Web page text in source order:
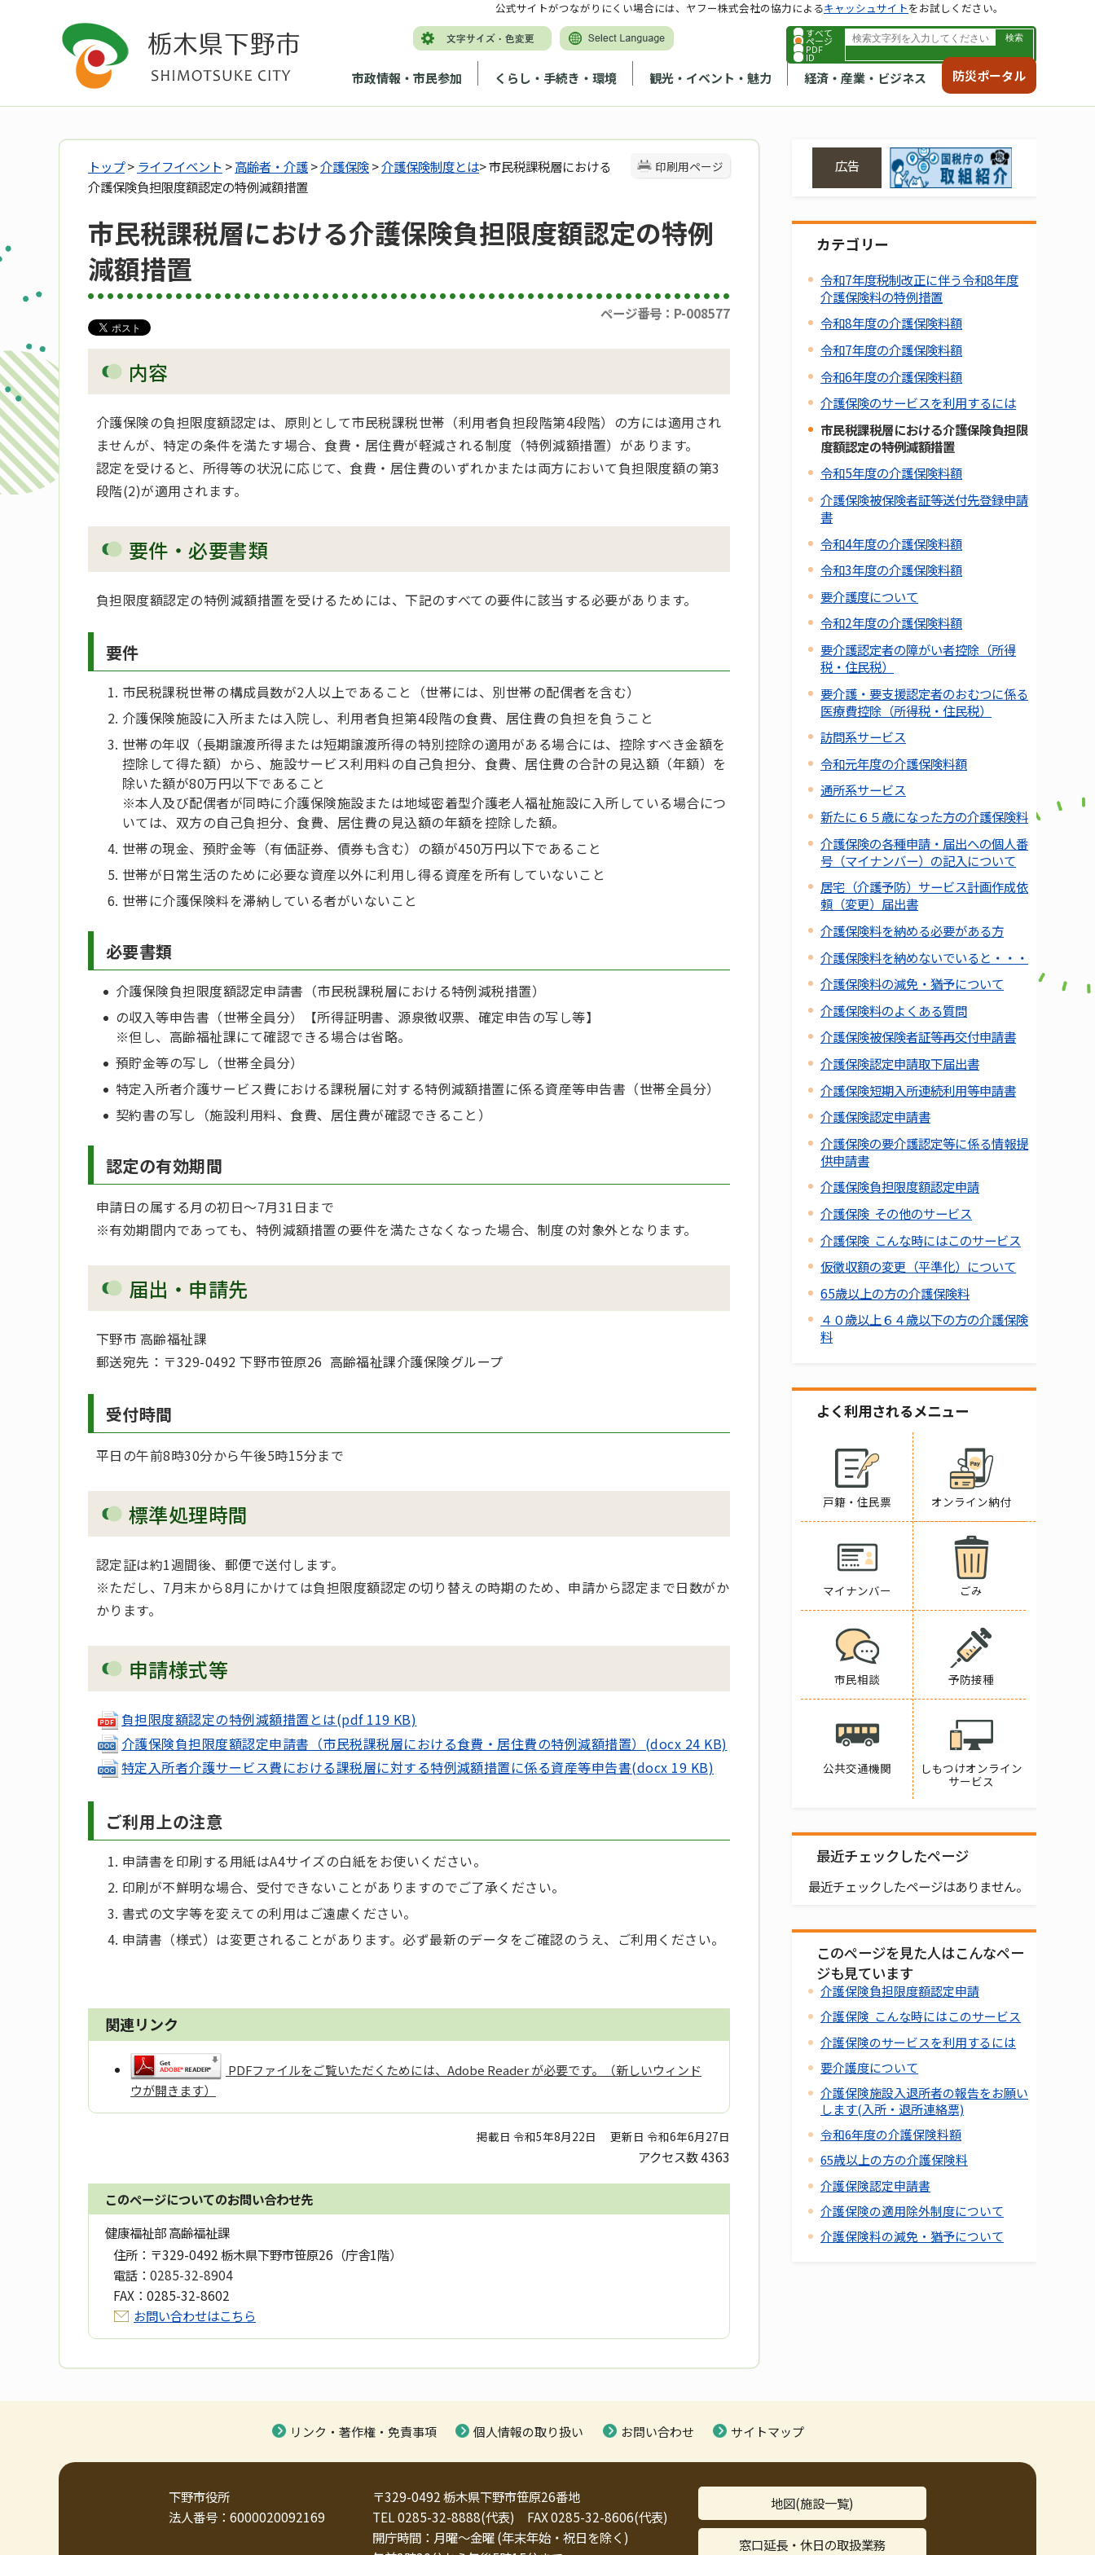
すべて
ページ
PDF
ID
市政情報・市民参加 くらし・手続き・環境 観光・イベント・魅力 経済・産業・ビジネス 防災ポータル
公式サイトがつながりにくい場合には、ヤフー株式会社の協力によるキャッシュサイトをお試しください。
印刷用ページ
トップ> ライフイベント >高齢者・介護>介護保険>介護保険制度とは> 市民税課税層における
介護保険負担限度額認定の特例減額措置
市民税課税層における介護保険負担限度額認定の特例
減額措置
ページ番号：P-008577
内容
介護保険の負担限度額認定は、原則として市民税課税世帯（利用者負担段階第4段階）の方には適用され
ませんが、特定の条件を満たす場合、食費・居住費が軽減される制度（特例減額措置）があります。
認定を受けると、所得等の状況に応じて、食費・居住費のいずれかまたは両方において負担限度額の第3
段階(2)が適用されます。
要件・必要書類
負担限度額認定の特例減額措置を受けるためには、下記のすべての要件に該当する必要があります。
要件
市民税課税世帯の構成員数が2人以上であること（世帯には、別世帯の配偶者を含む）
介護保険施設に入所または入院し、利用者負担第4段階の食費、居住費の負担を負うこと
世帯の年収（長期譲渡所得または短期譲渡所得の特別控除の適用がある場合には、控除すべき金額を
控除して得た額）から、施設サービス利用料の自己負担分、食費、居住費の合計の見込額（年額）を
除いた額が80万円以下であること
※本人及び配偶者が同時に介護保険施設または地域密着型介護老人福祉施設に入所している場合につ
いては、双方の自己負担分、食費、居住費の見込額の年額を控除した額。
世帯の現金、預貯金等（有価証券、債券も含む）の額が450万円以下であること
世帯が日常生活のために必要な資産以外に利用し得る資産を所有していないこと
世帯に介護保険料を滞納している者がいないこと
必要書類
介護保険負担限度額認定申請書（市民税課税層における特例減税措置）
の収入等申告書（世帯全員分）【所得証明書、源泉徴収票、確定申告の写し等】
※但し、高齢福祉課にて確認できる場合は省略。
預貯金等の写し（世帯全員分）
特定入所者介護サービス費における課税層に対する特例減額措置に係る資産等申告書（世帯全員分）
契約書の写し（施設利用料、食費、居住費が確認できること）
認定の有効期間
申請日の属する月の初日～7月31日まで
※有効期間内であっても、特例減額措置の要件を満たさなくなった場合、制度の対象外となります。
届出・申請先
下野市 高齢福祉課
郵送宛先：〒329-0492 下野市笹原26 高齢福祉課介護保険グループ
受付時間
平日の午前8時30分から午後5時15分まで
標準処理時間
認定証は約1週間後、郵便で送付します。
※ただし、7月末から8月にかけては負担限度額認定の切り替えの時期のため、申請から認定まで日数がか
かります。
申請様式等
負担限度額認定の特例減額措置とは(pdf 119 KB)
介護保険負担限度額認定申請書（市民税課税層における食費・居住費の特例減額措置）(docx 24 KB)
特定入所者介護サービス費における課税層に対する特例減額措置に係る資産等申告書(docx 19 KB)
ご利用上の注意
申請書を印刷する用紙はA4サイズの白紙をお使いください。
印刷が不鮮明な場合、受付できないことがありますのでご了承ください。
書式の文字等を変えての利用はご遠慮ください。
申請書（様式）は変更されることがあります。必ず最新のデータをご確認のうえ、ご利用ください。
関連リンク
PDFファイルをご覧いただくためには、Adobe Reader が必要です。（新しいウィンド
ウが開きます）
掲載日 令和5年8月22日 更新日 令和6年6月27日
アクセス数4363
このページについてのお問い合わせ先
健康福祉部 高齢福祉課
住所： 〒329-0492 栃木県下野市笹原26（庁舎1階）
電話： 0285-32-8904
FAX： 0285-32-8602
お問い合わせはこちら
広告
カテゴリー
令和7年度税制改正に伴う令和8年度
介護保険料の特例措置
令和8年度の介護保険料額
令和7年度の介護保険料額
令和6年度の介護保険料額
介護保険のサービスを利用するには
市民税課税層における介護保険負担限
度額認定の特例減額措置
令和5年度の介護保険料額
介護保険被保険者証等送付先登録申請
書
令和4年度の介護保険料額
令和3年度の介護保険料額
要介護度について
令和2年度の介護保険料額
要介護認定者の障がい者控除（所得
税・住民税）
要介護・要支援認定者のおむつに係る
医療費控除（所得税・住民税）
訪問系サービス
令和元年度の介護保険料額
通所系サービス
新たに６５歳になった方の介護保険料
介護保険の各種申請・届出への個人番
号（マイナンバー）の記入について
居宅（介護予防）サービス計画作成依
頼（変更）届出書
介護保険料を納める必要がある方
介護保険料を納めないでいると・・・
介護保険料の減免・猶予について
介護保険料のよくある質問
介護保険被保険者証等再交付申請書
介護保険認定申請取下届出書
介護保険短期入所連続利用等申請書
介護保険認定申請書
介護保険の要介護認定等に係る情報提
供申請書
介護保険負担限度額認定申請
介護保険 その他のサービス
介護保険 こんな時にはこのサービス
仮徴収額の変更（平準化）について
65歳以上の方の介護保険料
４０歳以上６４歳以下の方の介護保険
料
よく利用されるメニュー
戸籍・住民票 オンライン納付
マイナンバー ごみ
市民相談 予防接種
公共交通機関
しもつけオンライン
サービス
最近チェックしたページ
最近チェックしたページはありません。
このページを見た人はこんなペー
ジも見ています
介護保険負担限度額認定申請
介護保険 こんな時にはこのサービス
介護保険のサービスを利用するには
要介護度について
介護保険施設入退所者の報告をお願い
します(入所・退所連絡票)
令和6年度の介護保険料額
65歳以上の方の介護保険料
介護保険認定申請書
介護保険の適用除外制度について
介護保険料の減免・猶予について
リンク・著作権・免責事項 個人情報の取り扱い お問い合わせ サイトマップ
下野市役所
法人番号：6000020092169
〒329-0492 栃木県下野市笹原26番地
TEL 0285-32-8888(代表) FAX 0285-32-8606(代表)
開庁時間：月曜～金曜 (年末年始・祝日を除く)
地図(施設一覧)
窓口延長・休日の取扱業務